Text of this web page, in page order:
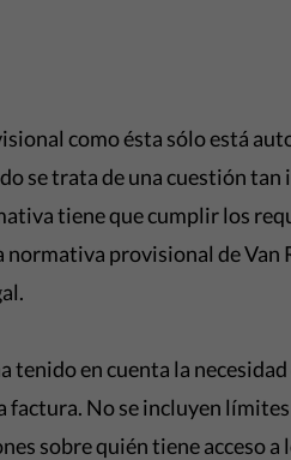
como ésta sólo está
se trata de una cuestión
tiene que cumplir los
normativa provisional de
tenido en cuenta la
factura. No se incluyen
sobre quién tiene acceso a